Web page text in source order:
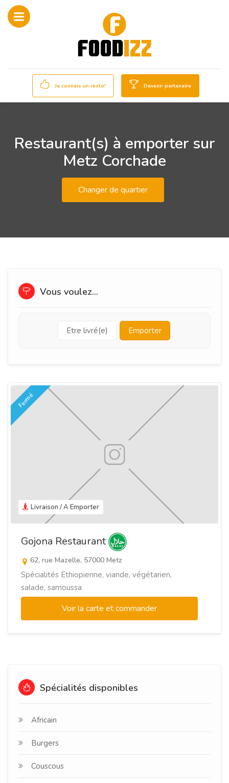
Je connais un resto! Devenir partenaire
Restaurant(s) à emporter sur
Metz Corchade
Changer de quartier
Vous voulez...
Etre livré(e) Emporter
Livraison / A Emporter
Fermé
Gojona Restaurant
62, rue Mazelle, 57000 Metz
Spécialités Ethiopienne, viande, végétarien,
salade, samoussa
Voir la carte et commander
Spécialités disponibles
Africain
Burgers
Couscous